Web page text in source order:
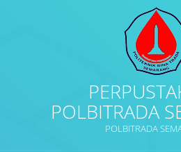
POLBITRADA
POLBITRADA